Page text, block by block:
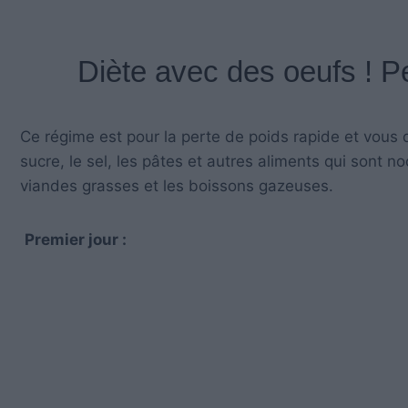
Diète avec des oeufs !
Ce régime est pour la perte de poids rapide et
sucre, le sel, les pâtes et autres aliments qui sont
viandes grasses et les boissons gazeuses.
Premier jour :